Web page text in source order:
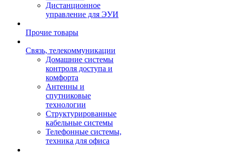
Дистанционное
управление для ЭУИ
Прочие товары
Связь, телекоммуникации
Домашние системы
контроля доступа и
комфорта
Антенны и
спутниковые
технологии
Структурированные
кабельные системы
Телефонные системы,
техника для офиса